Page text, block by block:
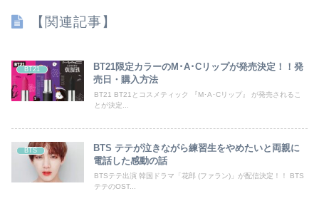
【関連記事】
BT21
BT21限定カラーのM･A･Cリップが発売決定！！発
売日・購入方法
BT21 BT21とコスメティック 『M･A･Cリップ』 が発売されるこ
とが決定...
BTS
BTS テテが泣きながら練習生をやめたいと両親に
電話した感動の話
BTSテテ出演 韓国ドラマ「花郎 (ファラン)」が配信決定！！ BTS
テテのOST...